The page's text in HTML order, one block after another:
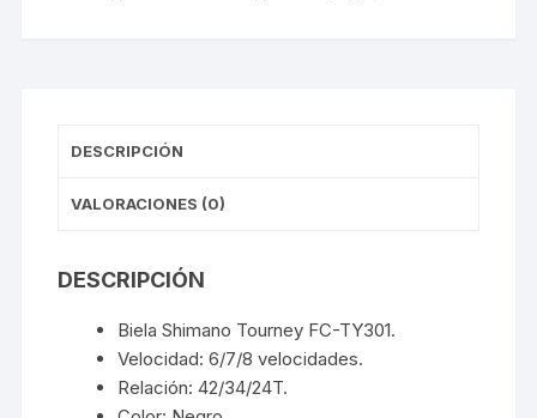
DESCRIPCIÓN
VALORACIONES (0)
DESCRIPCIÓN
Biela Shimano Tourney FC-TY301.
Velocidad: 6/7/8 velocidades.
Relación: 42/34/24T.